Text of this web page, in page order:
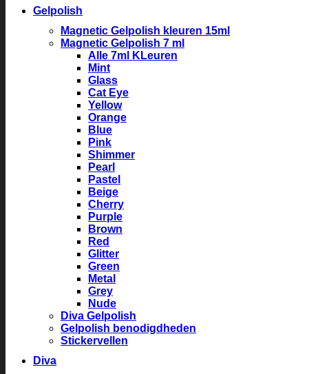
Gelpolish
Magnetic Gelpolish kleuren 15ml
Magnetic Gelpolish 7 ml
Alle 7ml KLeuren
Mint
Glass
Cat Eye
Yellow
Orange
Blue
Pink
Shimmer
Pearl
Pastel
Beige
Cherry
Purple
Brown
Red
Glitter
Green
Metal
Grey
Nude
Diva Gelpolish
Gelpolish benodigdheden
Stickervellen
Diva